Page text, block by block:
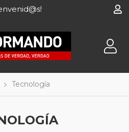
Tecnología